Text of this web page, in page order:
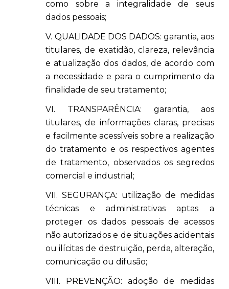
como sobre a integralidade de seus
dados pessoais;
V. QUALIDADE DOS DADOS: garantia, aos
titulares, de exatidão, clareza, relevância
e atualização dos dados, de acordo com
a necessidade e para o cumprimento da
finalidade de seu tratamento;
VI. TRANSPARÊNCIA: garantia, aos
titulares, de informações claras, precisas
e facilmente acessíveis sobre a realização
do tratamento e os respectivos agentes
de tratamento, observados os segredos
comercial e industrial;
VII. SEGURANÇA: utilização de medidas
técnicas e administrativas aptas a
proteger os dados pessoais de acessos
não autorizados e de situações acidentais
ou ilícitas de destruição, perda, alteração,
comunicação ou difusão;
VIII. PREVENÇÃO: adoção de medidas